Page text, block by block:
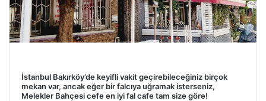
İstanbul Bakırköy’de keyifli vakit geçirebileceğiniz birçok
mekan var, ancak eğer bir falcıya uğramak isterseniz,
Melekler Bahçesi cefe en iyi fal cafe tam size göre!